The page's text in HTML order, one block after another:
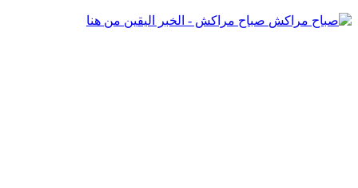
صباح مراكش - الخبر اليقين من هنا